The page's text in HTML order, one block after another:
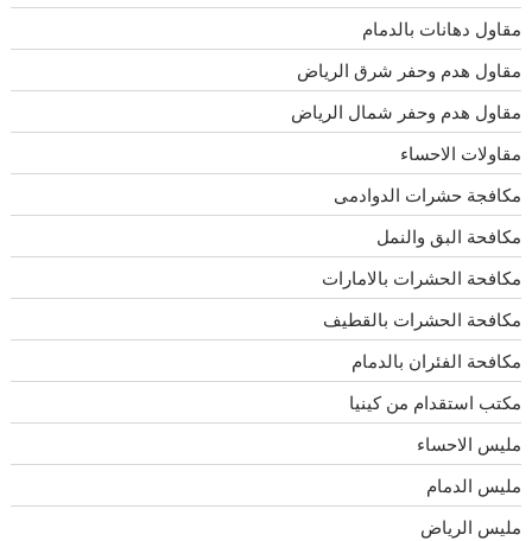
مقاول دهانات بالدمام
مقاول هدم وحفر شرق الرياض
مقاول هدم وحفر شمال الرياض
مقاولات الاحساء
مكافجة حشرات الدوادمى
مكافحة البق والنمل
مكافحة الحشرات بالامارات
مكافحة الحشرات بالقطيف
مكافحة الفئران بالدمام
مكتب استقدام من كينيا
مليس الاحساء
مليس الدمام
مليس الرياض